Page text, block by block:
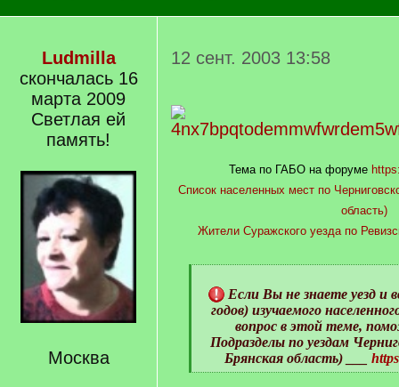
Ludmilla
скончалась 16
марта 2009
Светлая ей
память!
Москва
12 сент. 2003 13:58
Тема по ГАБО на форуме
Список населенных мест по
область)
Жители Суражского уезда по
Если Вы не знаете уезд и
годов) изучаемого
вопрос в этой теме,
Подразделы по уездам
Брянская область) ___
[